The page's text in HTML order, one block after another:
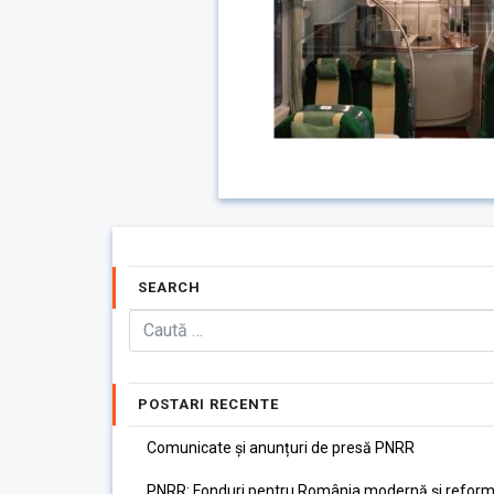
SEARCH
POSTARI RECENTE
Comunicate și anunțuri de presă PNRR
PNRR: Fonduri pentru România modernă și